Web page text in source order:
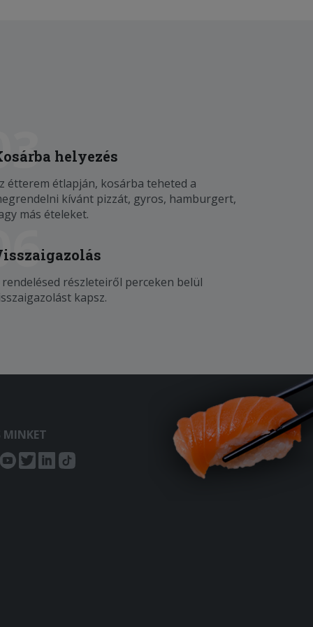
helyezés
étterem étlapján, kosárba teheted a
kívánt pizzát, gyros, hamburgert,
más ételeket.
rendelésed részleteiről perceken belül
kapsz.
MINKET